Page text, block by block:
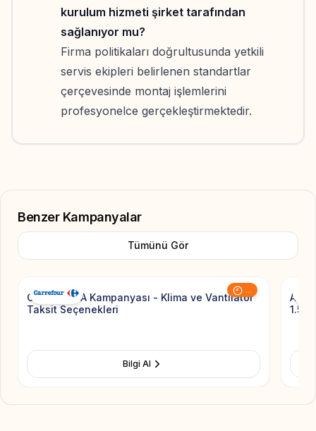
kurulum hizmeti şirket tarafından
sağlanıyor mu?
Firma politikaları doğrultusunda yetkili
servis ekipleri belirlenen standartlar
çerçevesinde montaj işlemlerini
profesyonelce gerçekleştirmektedir.
Benzer Kampanyalar
Tümünü Gör
Add to
CarrefourSA Kampanyası - Klima ve Vantilatör
Taksit Seçenekleri
Bilgi Al